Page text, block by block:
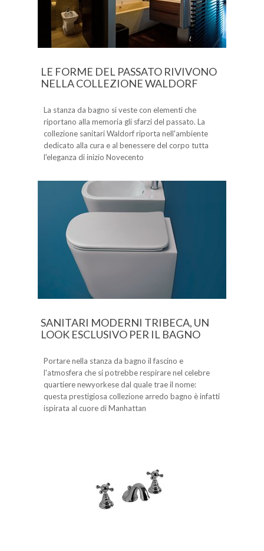
LE FORME DEL PASSATO RIVIVONO
NELLA COLLEZIONE WALDORF
La stanza da bagno si veste con elementi che
riportano alla memoria gli sfarzi del passato. La
collezione sanitari Waldorf riporta nell'ambiente
dedicato alla cura e al benessere del corpo tutta
l'eleganza di inizio Novecento
SANITARI MODERNI TRIBECA, UN
LOOK ESCLUSIVO PER IL BAGNO
Portare nella stanza da bagno il fascino e
l'atmosfera che si potrebbe respirare nel celebre
quartiere newyorkese dal quale trae il nome:
questa prestigiosa collezione arredo bagno è infatti
ispirata al cuore di Manhattan